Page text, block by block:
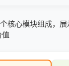
核心模块组成，